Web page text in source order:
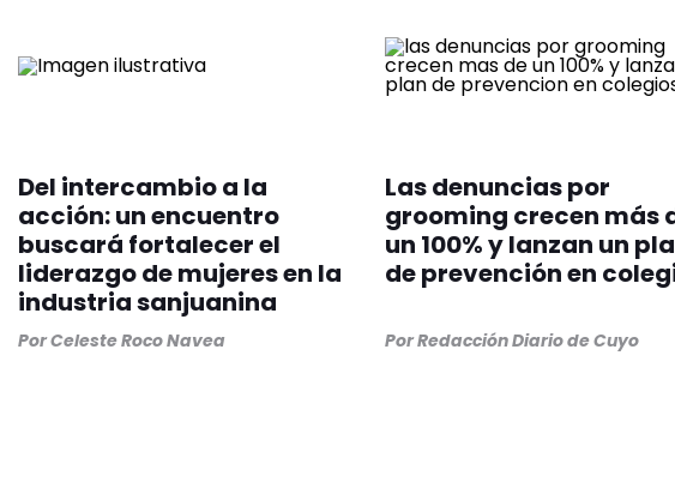
Del intercambio a la
acción: un encuentro
buscará fortalecer el
liderazgo de mujeres en la
industria sanjuanina
PorCeleste Roco Navea
Las denuncias por
grooming crecen más
un 100% y lanzan un
de prevención en
PorRedacción Diario de Cuyo